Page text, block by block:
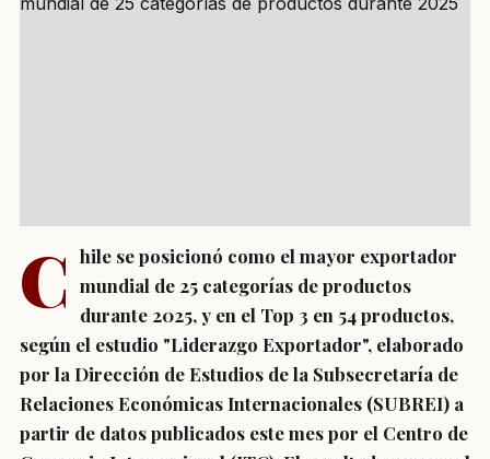
C hile se posicionó como el mayor exportador
mundial de 25 categorías de productos
durante 2025, y en el Top 3 en 54 productos,
según el estudio "Liderazgo Exportador", elaborado
por la Dirección de Estudios de la Subsecretaría de
Relaciones Económicas Internacionales (SUBREI) a
partir de datos publicados este mes por el Centro de